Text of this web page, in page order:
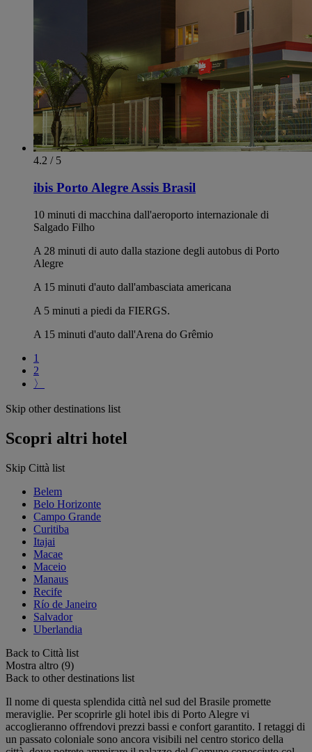
4.2 / 5
ibis Porto Alegre Assis Brasil
10 minuti di macchina dall'aeroporto internazionale di
Salgado Filho
A 28 minuti di auto dalla stazione degli autobus di Porto
Alegre
A 15 minuti d'auto dall'ambasciata americana
A 5 minuti a piedi da FIERGS.
A 15 minuti d'auto dall'Arena do Grêmio
1
2
〉
Skip other destinations list
Scopri altri hotel
Skip Città list
Belem
Belo Horizonte
Campo Grande
Curitiba
Itajai
Macae
Maceio
Manaus
Recife
Río de Janeiro
Salvador
Uberlandia
Back to Città list
Mostra altro (9)
Back to other destinations list
Il nome di questa splendida città nel sud del Brasile promette
meraviglie. Per scoprirle gli hotel ibis di Porto Alegre vi
accoglieranno offrendovi prezzi bassi e confort garantito. I retaggi di
un passato coloniale sono ancora visibili nel centro storico della